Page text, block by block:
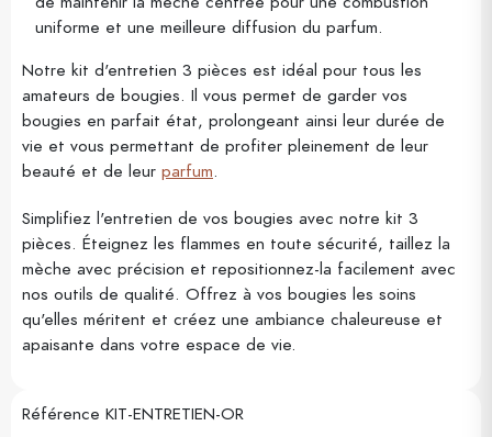
uniforme et une meilleure diffusion du parfum.
Notre kit d'entretien 3 pièces est idéal pour tous les
amateurs de bougies. Il vous permet de garder vos
bougies en parfait état, prolongeant ainsi leur durée de
vie et vous permettant de profiter pleinement de leur
beauté et de leur parfum.
Simplifiez l'entretien de vos bougies avec notre kit 3
pièces. Éteignez les flammes en toute sécurité, taillez la
mèche avec précision et repositionnez-la facilement avec
nos outils de qualité. Offrez à vos bougies les soins
qu'elles méritent et créez une ambiance chaleureuse et
apaisante dans votre espace de vie.
Référence KIT-ENTRETIEN-OR